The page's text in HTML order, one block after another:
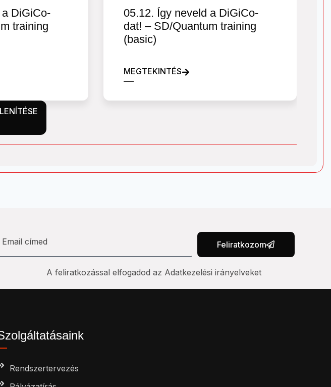
DiGiCo-
training
05.12. Így neveld a DiGiCo-
dat! – SD/Quantum training
(basic)
MEGTEKINTÉS
Feliratkozom
A feliratkozással elfogadod az Adatkezelési irányelveket
Rendszertervezés